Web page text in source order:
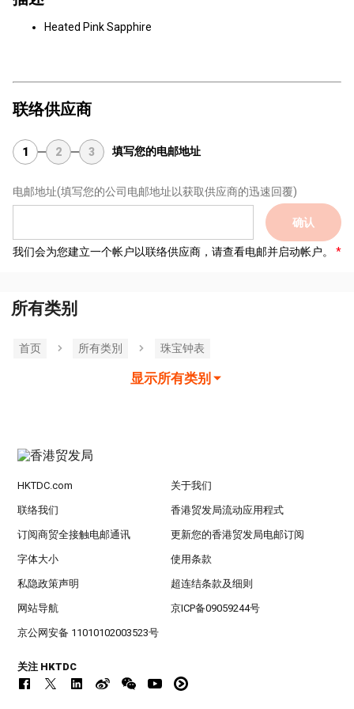
Heated Pink Sapphire
联络供应商
1 2 3 填写您的电邮地址
电邮地址(填写您的公司电邮地址以获取供应商的迅速回覆)
确认
我们会为您建立一个帐户以联络供应商，请查看电邮并启动帐户。
所有类别
首页 所有类別 珠宝钟表
显示所有类别
HKTDC.com 关于我们
联络我们 香港贸发局流动应用程式
订阅商贸全接触电邮通讯 更新您的香港贸发局电邮订阅
字体大小 使用条款
私隐政策声明 超连结条款及细则
网站导航 京ICP备09059244号
京公网安备 11010102003523号
关注 HKTDC